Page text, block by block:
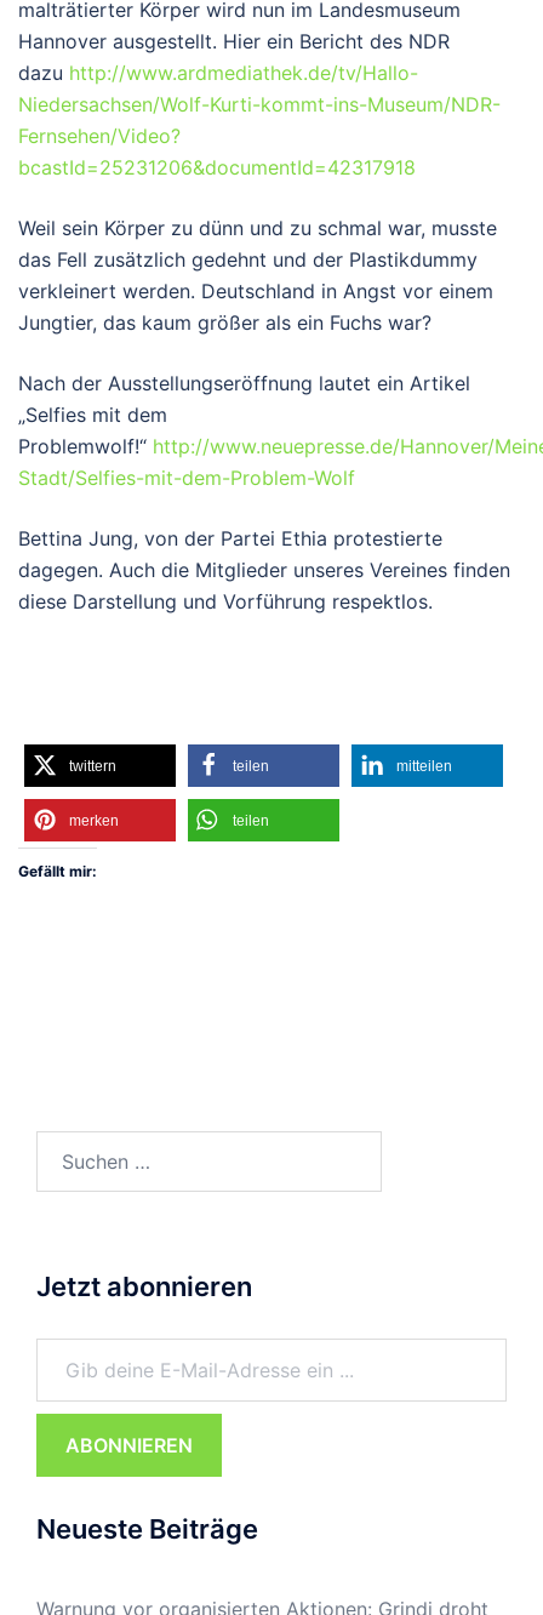
malträtierter Körper wird nun im Landesmuseum
Hannover ausgestellt. Hier ein Bericht des NDR
dazu http://www.ardmediathek.de/tv/Hallo-
Niedersachsen/Wolf-Kurti-kommt-ins-Museum/NDR-
Fernsehen/Video?
bcastId=25231206&documentId=42317918
Weil sein Körper zu dünn und zu schmal war, musste
das Fell zusätzlich gedehnt und der Plastikdummy
verkleinert werden. Deutschland in Angst vor einem
Jungtier, das kaum größer als ein Fuchs war?
Nach der Ausstellungseröffnung lautet ein Artikel
„Selfies mit dem
Problemwolf!“ http://www.neuepresse.de/Hannover/
Stadt/Selfies-mit-dem-Problem-Wolf
Bettina Jung, von der Partei Ethia protestierte
dagegen. Auch die Mitglieder unseres Vereines finden
diese Darstellung und Vorführung respektlos.
twittern teilen mitteilen
merken teilen
Gefällt mir:
nach:
Jetzt abonnieren
Gib deine E-Mail-Adresse ein ...
ABONNIEREN
Neueste Beiträge
Warnung vor organisierten Aktionen: Grindi droht